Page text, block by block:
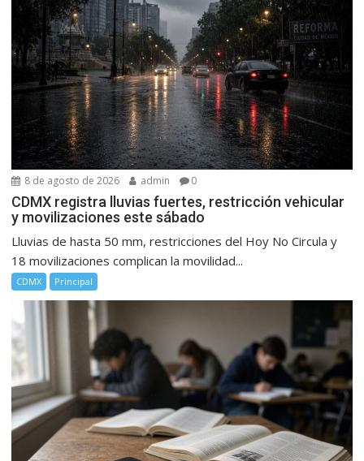
8 de agosto de 2026 admin 0
CDMX registra lluvias fuertes, restricción vehicular
y movilizaciones este sábado
Lluvias de hasta 50 mm, restricciones del Hoy No Circula y
18 movilizaciones complican la movilidad...
CDMX Principal